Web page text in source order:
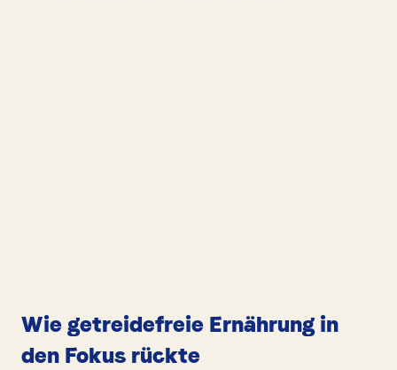
Wie getreidefreie Ernährung in
den Fokus rückte